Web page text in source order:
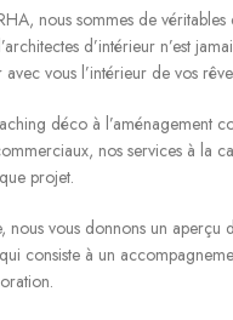
nous sommes de véritables
d’intérieur n’est
vous l’intérieur de vos
déco à l’aménagement
nos services à la
projet.
nous vous donnons un aperçu
consiste à un